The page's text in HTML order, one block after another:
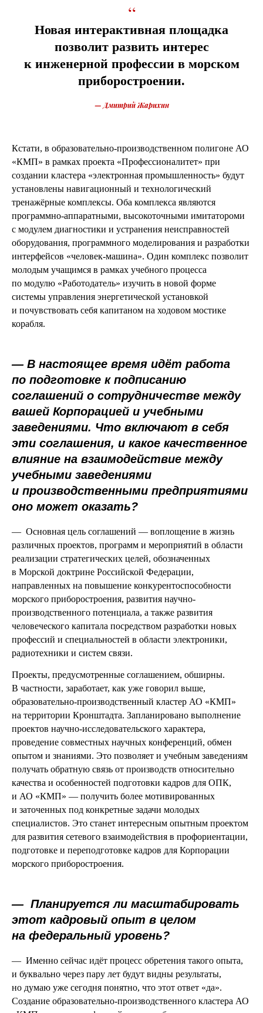
“
Новая интерактивная площадка
позволит развить интерес
к инженерной профессии в морском
приборостроении.
— Дмитрий Жарихин
Кстати, в образовательно-производственном полигоне АО
«КМП» в рамках проекта «Профессионалитет» при
создании кластера «электронная промышленность» будут
установлены навигационный и технологический
тренажёрные комплексы. Оба комплекса являются
программно-аппаратными, высокоточными имитатороми
с модулем диагностики и устранения неисправностей
оборудования, программного моделирования и разработки
интерфейсов «человек-машина». Один комплекс позволит
молодым учащимся в рамках учебного процесса
по модулю «Работодатель» изучить в новой форме
системы управления энергетической установкой
и почувствовать себя капитаном на ходовом мостике
корабля.
— В настоящее время идёт работа
по подготовке к подписанию
соглашений о сотрудничестве между
вашей Корпорацией и учебными
заведениями. Что включают в себя
эти соглашения, и какое качественное
влияние на взаимодействие между
учебными заведениями
и производственными предприятиями
оно может оказать?
— Основная цель соглашений — воплощение в жизнь
различных проектов, программ и мероприятий в области
реализации стратегических целей, обозначенных
в Морской доктрине Российской Федерации,
направленных на повышение конкурентоспособности
морского приборостроения, развития научно-
производственного потенциала, а также развития
человеческого капитала посредством разработки новых
профессий и специальностей в области электроники,
радиотехники и систем связи.
Проекты, предусмотренные соглашением, обширны.
В частности, заработает, как уже говорил выше,
образовательно-производственный кластер АО «КМП»
на территории Кронштадта. Запланировано выполнение
проектов научно-исследовательского характера,
проведение совместных научных конференций, обмен
опытом и знаниями. Это позволяет и учебным заведениям
получать обратную связь от производств относительно
качества и особенностей подготовки кадров для ОПК,
и АО «КМП» — получить более мотивированных
и заточенных под конкретные задачи молодых
специалистов. Это станет интересным опытным проектом
для развития сетевого взаимодействия в профориентации,
подготовке и переподготовке кадров для Корпорации
морского приборостроения.
— Планируется ли масштабировать
этот кадровый опыт в целом
на федеральный уровень?
— Именно сейчас идёт процесс обретения такого опыта,
и буквально через пару лет будут видны результаты,
но думаю уже сегодня понятно, что этот ответ «да».
Создание образовательно-производственного кластера АО